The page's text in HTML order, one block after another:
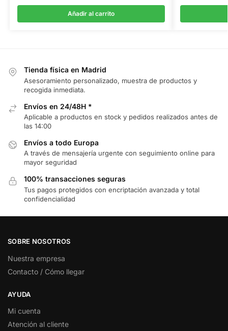
Añadir al carrito
Tienda física en Madrid
Asesoramiento personalizado, muestra de productos y
recogida inmediata.
Envíos en 24/48H *
Aplicable a productos en stock y pedidos realizados antes de
las 14:00
Envíos a todo Europa
A través de mensajería urgente con seguimiento online para
mayor seguridad
100% transacciones seguras
Tus pagos protegidos con encriptación avanzada y total
confidencialidad
SOBRE NOSOTROS
Nuestra empresa
Contacto / Cómo llegar
AYUDA
Mi cuenta
Atención al cliente